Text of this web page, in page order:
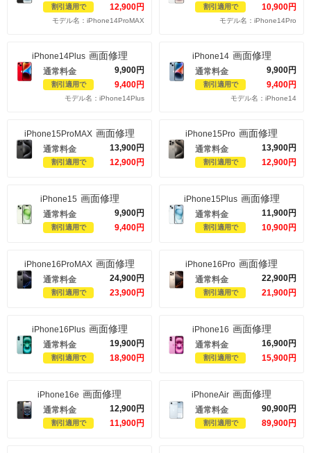
割引適用で 12,900円
モデル名：iPhone14ProMAX
割引適用で 10,900円
モデル名：iPhone14Pro
iPhone14Plus 画面修理
通常料金 9,900円
割引適用で 9,400円
モデル名：iPhone14Plus
iPhone14 画面修理
通常料金 9,900円
割引適用で 9,400円
モデル名：iPhone14
iPhone15ProMAX 画面修理
通常料金 13,900円
割引適用で 12,900円
iPhone15Pro 画面修理
通常料金 13,900円
割引適用で 12,900円
iPhone15 画面修理
通常料金 9,900円
割引適用で 9,400円
iPhone15Plus 画面修理
通常料金 11,900円
割引適用で 10,900円
iPhone16ProMAX 画面修理
通常料金 24,900円
割引適用で 23,900円
iPhone16Pro 画面修理
通常料金 22,900円
割引適用で 21,900円
iPhone16Plus 画面修理
通常料金 19,900円
割引適用で 18,900円
iPhone16 画面修理
通常料金 16,900円
割引適用で 15,900円
iPhone16e 画面修理
通常料金 12,900円
割引適用で 11,900円
iPhoneAir 画面修理
通常料金 90,900円
割引適用で 89,900円